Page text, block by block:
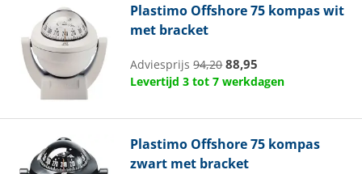
Plastimo Offshore 75 kompas wit
met bracket
Adviesprijs94,20 88,95
Levertijd 3 tot 7 werkdagen
Plastimo Offshore 75 kompas
zwart met bracket